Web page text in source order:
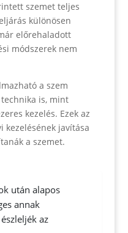
szemet teljes
különösen
előrehaladott
módszerek nem
a szem
is, mint
kezelés. Ezek az
kezelésének javítása
a szemet.
után alapos
annak
az